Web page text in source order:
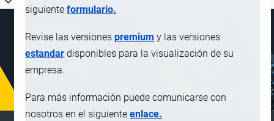
siguienteformulario.
Revise las versionespremium y las versiones
estandar disponibles para la visualización de su
empresa.
Para más información puede comunicarse con
nosotros en el siguienteenlace.